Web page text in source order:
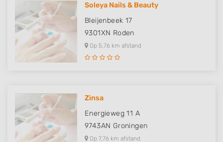
Soleya Nails & Beauty
Bleijenbeek 17
9301XN Roden
Op 5,76 km afstand
Zinsa
Energieweg 11 A
9743AN Groningen
Op 7,76 km afstand